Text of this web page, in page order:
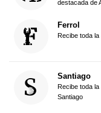
destacada de
Ferrol
Recibe toda
Santiago
Recibe toda
Santiago